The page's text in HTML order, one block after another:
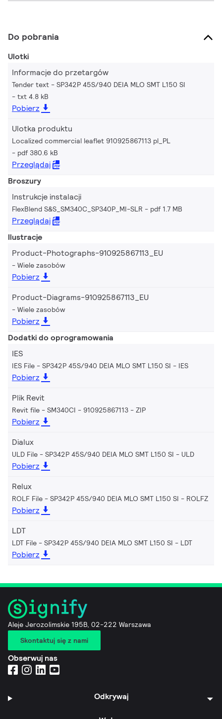
Do pobrania
Ulotki
Informacje do przetargów
Tender text - SP342P 45S/940 DEIA MLO SMT L150 SI
txt 4.8 kB
Pobierz
Ulotka produktu
Localized commercial leaflet 910925867113 pl_PL
pdf 380.6 kB
Przeglądaj
Broszury
Instrukcje instalacji
FlexBlend S&S_SM340C_SP340P_MI-SLR pdf 1.7 MB
Przeglądaj
Ilustracje
Product-Photographs-910925867113_EU
Wiele zasobów
Pobierz
Product-Diagrams-910925867113_EU
Wiele zasobów
Pobierz
Dodatki do oprogramowania
IES
IES File - SP342P 45S/940 DEIA MLO SMT L150 SI IES
Pobierz
Plik Revit
Revit file - SM340CI - 910925867113 ZIP
Pobierz
Dialux
ULD File - SP342P 45S/940 DEIA MLO SMT L150 SI ULD
Pobierz
Relux
ROLF File - SP342P 45S/940 DEIA MLO SMT L150 SI ROLFZ
Pobierz
LDT
LDT File - SP342P 45S/940 DEIA MLO SMT L150 SI LDT
Pobierz
Aleje Jerozolimskie 195B, 02-222 Warszawa
Skontaktuj się z nami
Obserwuj nas
Odkrywaj